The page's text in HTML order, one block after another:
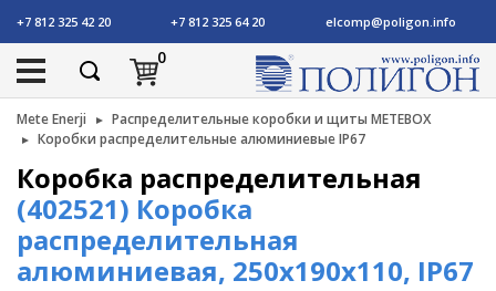
+7 812 325 42 20 +7 812 325 64 20 elcomp@poligon.info
0
Mete Enerji
Распределительные коробки и щиты METEBOX
Коробки распределительные алюминиевые IP67
Коробка распределительная
(402521) Коробка
распределительная
алюминиевая, 250x190x110, IP67